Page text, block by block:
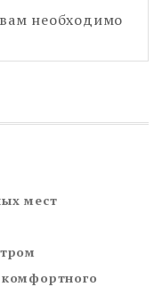
необходимо
мест